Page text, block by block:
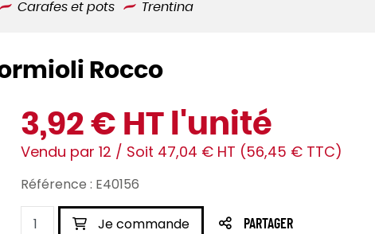
Carafes et pots Trentina
Rocco
3,92 € HT l'unité
Vendu par 12 / Soit 47,04 € HT (56,45 € TTC)
Référence : E40156
Je commande PARTAGER